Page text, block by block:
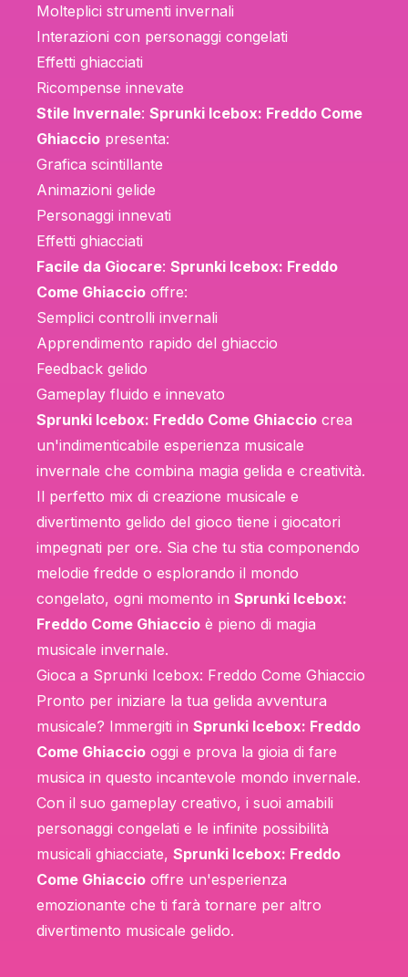
Molteplici strumenti invernali
Interazioni con personaggi congelati
Effetti ghiacciati
Ricompense innevate
Stile Invernale: Sprunki Icebox: Freddo Come
Ghiaccio presenta:
Grafica scintillante
Animazioni gelide
Personaggi innevati
Effetti ghiacciati
Facile da Giocare: Sprunki Icebox: Freddo
Come Ghiaccio offre:
Semplici controlli invernali
Apprendimento rapido del ghiaccio
Feedback gelido
Gameplay fluido e innevato
Sprunki Icebox: Freddo Come Ghiaccio crea
un'indimenticabile esperienza musicale
invernale che combina magia gelida e creatività.
Il perfetto mix di creazione musicale e
divertimento gelido del gioco tiene i giocatori
impegnati per ore. Sia che tu stia componendo
melodie fredde o esplorando il mondo
congelato, ogni momento in Sprunki Icebox:
Freddo Come Ghiaccio è pieno di magia
musicale invernale.
Gioca a Sprunki Icebox: Freddo Come Ghiaccio
Pronto per iniziare la tua gelida avventura
musicale? Immergiti in Sprunki Icebox: Freddo
Come Ghiaccio oggi e prova la gioia di fare
musica in questo incantevole mondo invernale.
Con il suo gameplay creativo, i suoi amabili
personaggi congelati e le infinite possibilità
musicali ghiacciate, Sprunki Icebox: Freddo
Come Ghiaccio offre un'esperienza
emozionante che ti farà tornare per altro
divertimento musicale gelido.